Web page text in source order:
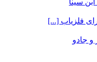
سینا
فلزیاب [...]
جادو